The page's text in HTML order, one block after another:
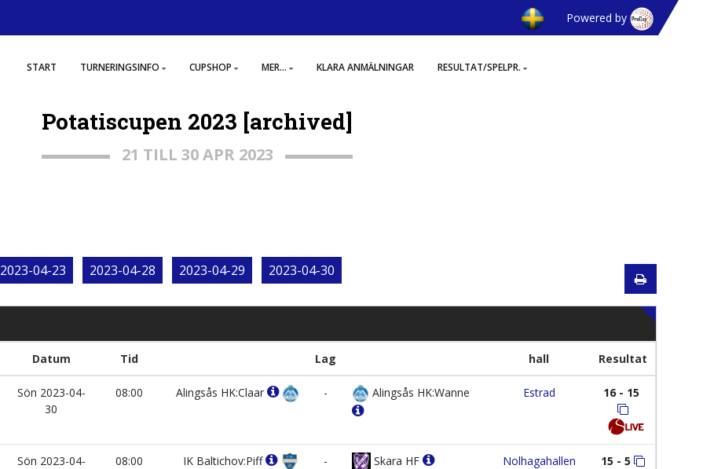
Powered by
START TURNERINGSINFO CUPSHOP MER... KLARA ANMÄLNINGAR RESULTAT/SPELPR.
Potatiscupen 2023 [archived]
21 TILL 30 APR 2023
2023-04-23 2023-04-28 2023-04-29 2023-04-30
Datum Tid Lag hall Resultat
Sön 2023-04-
30
08:00 Alingsås HK:Claar - Alingsås HK:Wanne Estrad 16 - 15
Sön 2023-04-
08:00 IK Baltichov:Piff - Skara HF Nolhagahallen 15 - 5